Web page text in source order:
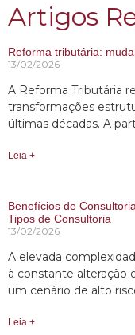
Artigos
Reforma tributária:
13/02/2026
A Reforma Tributária
transformações
últimas décadas. A
Leia +
Benefícios de
Tipos de Consultoria
13/02/2026
A elevada
à constante alteração
um cenário de alto
Leia +